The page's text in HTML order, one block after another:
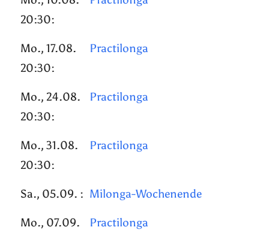
20:30:
Mo., 17.08.
20:30:
Practilonga
Mo., 24.08.
20:30:
Practilonga
Mo., 31.08.
20:30:
Practilonga
Sa., 05.09. : Milonga-Wochenende
Mo., 07.09.
Practilonga